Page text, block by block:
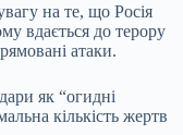
на те, що Росія
вдається до терору
атаки.
як “огидні
кількість жертв